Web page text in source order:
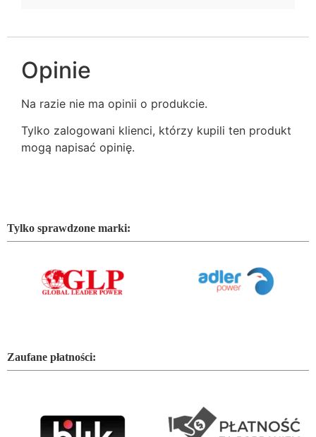
Opinie
Na razie nie ma opinii o produkcie.
Tylko zalogowani klienci, którzy kupili ten produkt
mogą napisać opinię.
Tylko sprawdzone marki:
Zaufane płatności: